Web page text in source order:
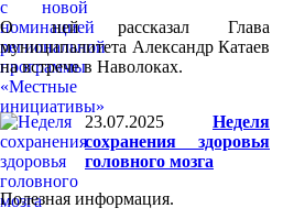
О ней рассказал Глава
муниципалитета Александр Катаев
на встрече в Наволоках.
23.07.2025
Неделя
сохранения здоровья
головного мозга
Полезная информация.